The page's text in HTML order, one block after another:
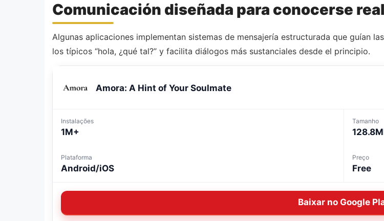
Comunicación diseñada para conocerse
Algunas aplicaciones implementan sistemas de mensajería estructurada que guían
los típicos “hola, ¿qué tal?” y facilita diálogos más sustanciales desde el principio.
Amora: A Hint of Your Soulmate
Instalações
1M+
Tamanho
Plataforma
Android/iOS
Preço
Free
Baixar no Google